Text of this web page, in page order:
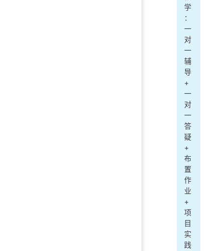
学
：
一
对
一
辅
导
+
一
对
一
答
疑
+
布
置
作
业
+
项
目
实
践